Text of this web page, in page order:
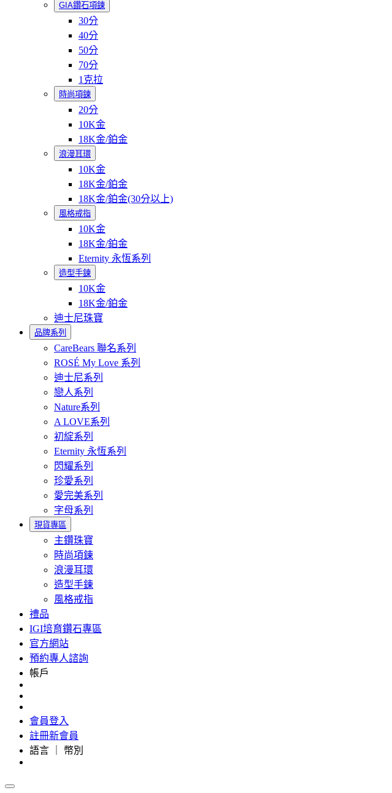
GIA鑽石項鍊
30分
40分
50分
70分
1克拉
時尚項鍊
20分
10K金
18K金/鉑金
浪漫耳環
10K金
18K金/鉑金
18K金/鉑金(30分以上)
風格戒指
10K金
18K金/鉑金
Eternity 永恆系列
造型手鍊
10K金
18K金/鉑金
迪士尼珠寶
品牌系列
CareBears 聯名系列
ROSÉ My Love 系列
迪士尼系列
戀人系列
Nature系列
A LOVE系列
初綻系列
Eternity 永恆系列
閃耀系列
珍愛系列
愛完美系列
字母系列
現貨專區
主鑽珠寶
時尚項鍊
浪漫耳環
造型手鍊
風格戒指
禮品
IGI培育鑽石專區
官方網站
預約專人諮詢
帳戶
會員登入
註冊新會員
語言 ｜ 幣別